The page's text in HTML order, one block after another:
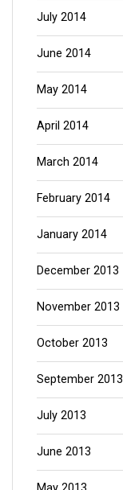
July 2014
June 2014
May 2014
April 2014
March 2014
February 2014
January 2014
December 2013
November 2013
October 2013
September 2013
July 2013
June 2013